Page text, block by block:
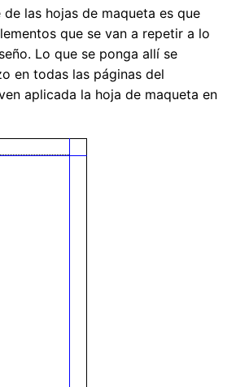
las hojas de maqueta es que
que se van a repetir a lo
Lo que se ponga allí se
en todas las páginas del
aplicada la hoja de maqueta en